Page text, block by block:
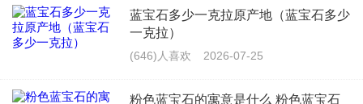
蓝宝石多少一克拉原产地（蓝宝石多少
一克拉）
(646)人喜欢 2026-07-25
粉色蓝宝石的寓意是什么 粉色蓝宝石